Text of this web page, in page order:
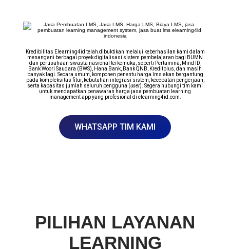
Kredibilitas Elearning4id telah dibuktikan melalui keberhasilan kami dalam
menangani berbagai proyek digitalisasi sistem pembelajaran bagi BUMN
dan perusahaan swasta nasional terkemuka, seperti Pertamina, Mind ID,
Bank Woori Saudara (BWS), Hana Bank, Bank QNB, Kreditplus, dan masih
banyak lagi. Secara umum, komponen penentu harga lms akan bergantung
pada kompleksitas fitur, kebutuhan integrasi sistem, kecepatan pengerjaan,
serta kapasitas jumlah seluruh pengguna (user). Segera hubungi tim kami
untuk mendapatkan penawaran harga jasa pembuatan learning
management app yang profesional di elearning4id.com.
WHATSAPP TIM KAMI
PILIHAN LAYANAN
LEARNING